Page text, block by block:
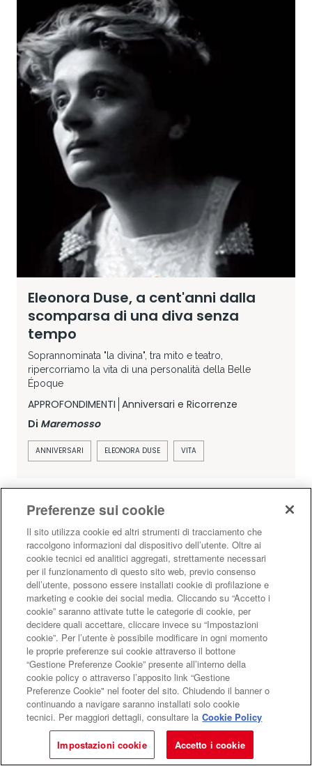
Eleonora Duse, a cent'anni dalla
scomparsa di una diva senza
tempo
Soprannominata "la divina", tra mito e teatro,
ripercorriamo la vita di una personalità della Belle
Époque
APPROFONDIMENTI Anniversari e Ricorrenze
Di Maremosso
ANNIVERSARI ELEONORA DUSE VITA
Mostra più risultati
Libri
CD
FILM
Giocattoli
Cartoleria
Preferenze sui cookie
Il sito utilizza cookie ed altri strumenti di tracciamento che
raccolgono informazioni dal dispositivo dell’utente. Oltre ai
cookie tecnici ed analitici aggregati, strettamente necessari
per il funzionamento di questo sito web, previo consenso
dell’utente, possono essere installati cookie di profilazione e
marketing e cookie dei social media. Cliccando su “Accetto i
cookie” saranno attivate tutte le categorie di cookie, per
decidere quali accettare, cliccare invece su “Impostazioni
cookie”. Per l’utente è possibile modificare in ogni momento
le proprie preferenze sui cookie attraverso il bottone
“Gestione Preferenze Cookie” presente all’interno della
cookie policy o attraverso l’apposito link “Gestione
Preferenze Cookie" nel footer del sito. Chiudendo il banner o
continuando a navigare saranno installati solo cookie
tecnici. Per maggiori dettagli, consultare la Cookie Policy
Impostazioni cookie Accetto i cookie